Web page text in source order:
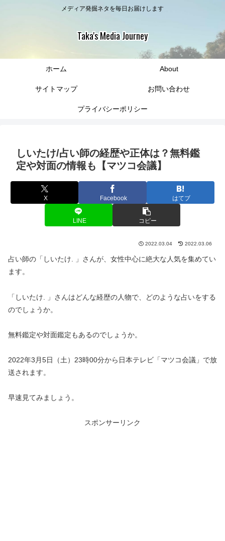
メディア発掘ネタを毎日お届けします
Taka's Media Journey
ホーム About
サイトマップ お問い合わせ
プライバシーポリシー
しいたけ/占い師の経歴や正体は？無料鑑
定や対面の情報も【マツコ会議】
X Facebook はてブ
LINE コピー
2022.03.04 2022.03.06
占い師の「しいたけ. 」さんが、女性中心に絶大な人気を集めてい
ます。
「しいたけ. 」さんはどんな経歴の人物で、どのような占いをする
のでしょうか。
無料鑑定や対面鑑定もあるのでしょうか。
2022年3月5日（土）23時00分から日本テレビ「マツコ会議」で放
送されます。
早速見てみましょう。
スポンサーリンク